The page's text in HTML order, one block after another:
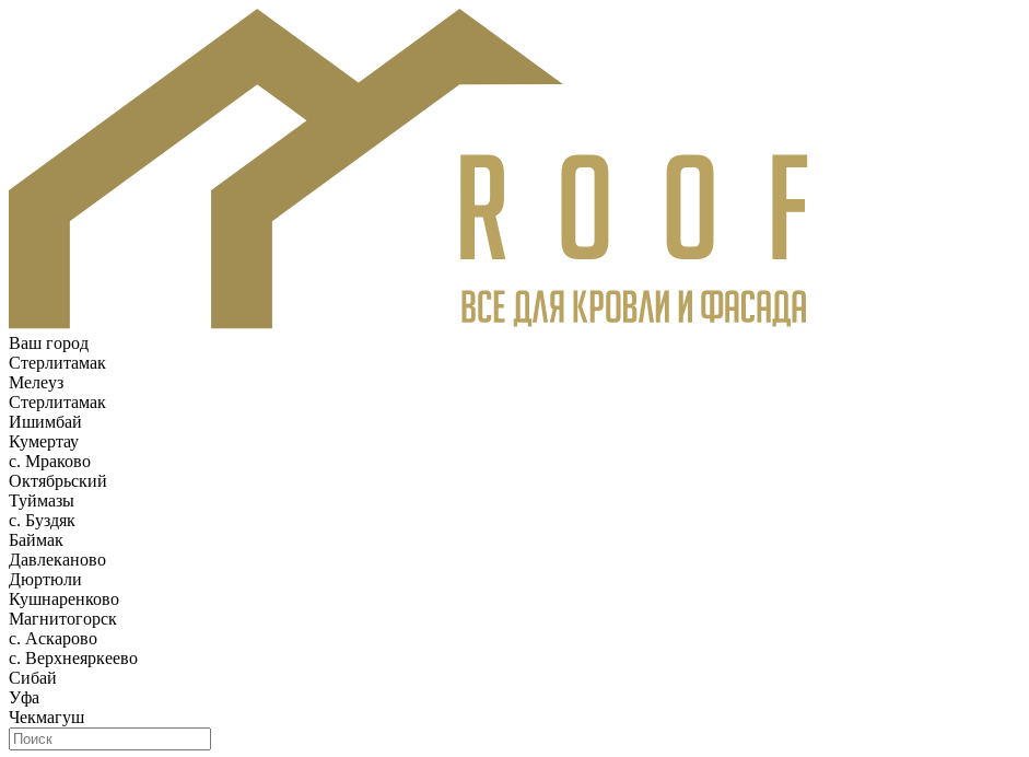
Ваш город
Стерлитамак
Мелеуз
Стерлитамак
Ишимбай
Кумертау
c. Мраково
Октябрьский
Туймазы
c. Буздяк
Баймак
Давлеканово
Дюртюли
Кушнаренково
Магнитогорск
с. Аскарово
с. Верхнеяркеево
Сибай
Уфа
Чекмагуш